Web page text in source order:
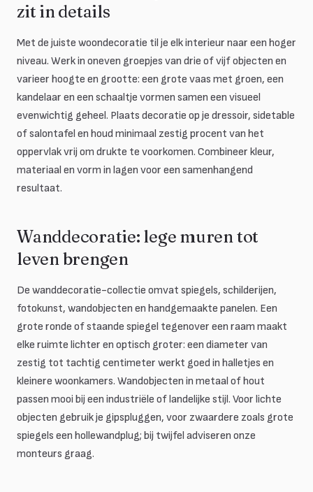
zit in details
Met de juiste woondecoratie til je elk interieur naar een hoger
niveau. Werk in oneven groepjes van drie of vijf objecten en
varieer hoogte en grootte: een grote vaas met groen, een
kandelaar en een schaaltje vormen samen een visueel
evenwichtig geheel. Plaats decoratie op je dressoir, sidetable
of salontafel en houd minimaal zestig procent van het
oppervlak vrij om drukte te voorkomen. Combineer kleur,
materiaal en vorm in lagen voor een samenhangend
resultaat.
Wanddecoratie: lege muren tot
leven brengen
De wanddecoratie-collectie omvat spiegels, schilderijen,
fotokunst, wandobjecten en handgemaakte panelen. Een
grote ronde of staande spiegel tegenover een raam maakt
elke ruimte lichter en optisch groter: een diameter van
zestig tot tachtig centimeter werkt goed in halletjes en
kleinere woonkamers. Wandobjecten in metaal of hout
passen mooi bij een industriële of landelijke stijl. Voor lichte
objecten gebruik je gipspluggen, voor zwaardere zoals grote
spiegels een hollewandplug; bij twijfel adviseren onze
monteurs graag.